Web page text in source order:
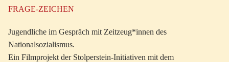
FRAGE-ZEICHEN
Jugendliche im Gespräch mit Zeitzeug*innen des
Nationalsozialismus.
Ein Filmprojekt der Stolperstein-Initiativen mit dem